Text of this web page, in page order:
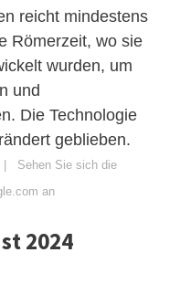
reicht mindestens
Römerzeit, wo sie
wurden, um
und
Die Technologie
geblieben.
| Sehen Sie sich die
an
2024